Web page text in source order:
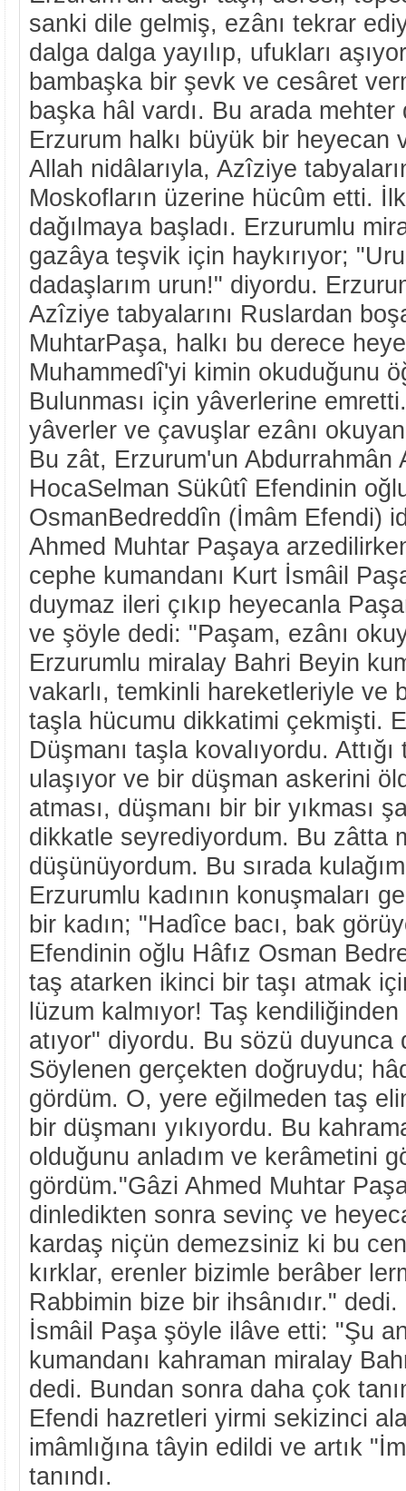
sanki dile gelmiş, ezânı tekrar
dalga dalga yayılıp, ufukları
bambaşka bir şevk ve cesâret
başka hâl vardı. Bu arada mehter
Erzurum halkı büyük bir heyecan
Allah nidâlarıyla, Azîziye
Moskofların üzerine hücûm etti.
dağılmaya başladı. Erzurumlu
gazâya teşvik için haykırıyor;
dadaşlarım urun!" diyordu.
Azîziye tabyalarını Ruslardan
MuhtarPaşa, halkı bu derece
Muhammedî'yi kimin okuduğunu
Bulunması için yâverlerine
yâverler ve çavuşlar ezânı
Bu zât, Erzurum'un Abdurrahmân
HocaSelman Sükûtî Efendinin
OsmanBedreddîn (İmâm Efendi)
Ahmed Muhtar Paşaya
cephe kumandanı Kurt İsmâil
duymaz ileri çıkıp heyecanla
ve şöyle dedi: "Paşam, ezânı
Erzurumlu miralay Bahri Beyin
vakarlı, temkinli hareketleriyle ve
taşla hücumu dikkatimi çekmişti.
Düşmanı taşla kovalıyordu.
ulaşıyor ve bir düşman askerini
atması, düşmanı bir bir yıkması
dikkatle seyrediyordum. Bu zâtta
düşünüyordum. Bu sırada
Erzurumlu kadının konuşmaları
bir kadın; "Hadîce bacı, bak
Efendinin oğlu Hâfız Osman
taş atarken ikinci bir taşı atmak
lüzum kalmıyor! Taş
atıyor" diyordu. Bu sözü duyunca
Söylenen gerçekten doğruydu;
gördüm. O, yere eğilmeden taş
bir düşmanı yıkıyordu. Bu
olduğunu anladım ve kerâmetini
gördüm."Gâzi Ahmed Muhtar
dinledikten sonra sevinç ve
kardaş niçün demezsiniz ki bu
kırklar, erenler bizimle berâber
Rabbimin bize bir ihsânıdır."
İsmâil Paşa şöyle ilâve etti: "Şu
kumandanı kahraman miralay
dedi. Bundan sonra daha çok
Efendi hazretleri yirmi sekizinci
imâmlığına tâyin edildi ve artık
tanındı.